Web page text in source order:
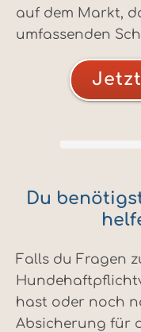
auf dem Markt,
umfassenden
Du
Falls du Fragen
hast oder noch
Absicherung für